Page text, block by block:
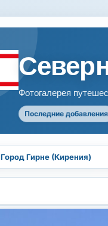
Фотогалерея
Последние добавления
Город Гирне (Кирения)